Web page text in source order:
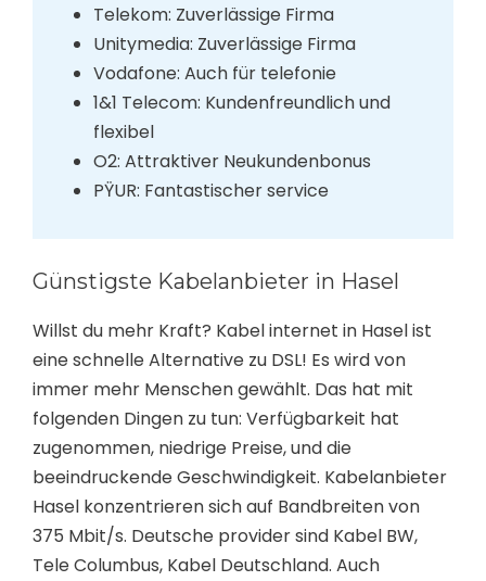
Telekom: Zuverlässige Firma
Unitymedia: Zuverlässige Firma
Vodafone: Auch für telefonie
1&1 Telecom: Kundenfreundlich und
flexibel
O2: Attraktiver Neukundenbonus
PŸUR: Fantastischer service
Günstigste Kabelanbieter in Hasel
Willst du mehr Kraft? Kabel internet in Hasel ist
eine schnelle Alternative zu DSL! Es wird von
immer mehr Menschen gewählt. Das hat mit
folgenden Dingen zu tun: Verfügbarkeit hat
zugenommen, niedrige Preise, und die
beeindruckende Geschwindigkeit. Kabelanbieter
Hasel konzentrieren sich auf Bandbreiten von
375 Mbit/s. Deutsche provider sind Kabel BW,
Tele Columbus, Kabel Deutschland. Auch